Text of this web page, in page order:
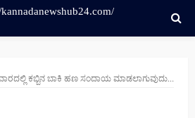
ಕಬ್ಬಿನ ಬಾಕಿ ಹಣ ಸಂದಾಯ ಮಾಡಲಾಗುವುದು: ಡಿಸಿ ಲಕ್ಷ್ಮಿಕಾಂತ ರೆಡ್ಡಿ